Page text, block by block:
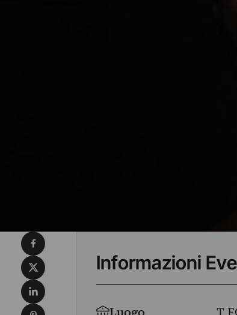
Informazioni
Luogo
T
Condividi su Facebook
Condividi su X
Condividi su LinkedIn
Condividi su Pinterest